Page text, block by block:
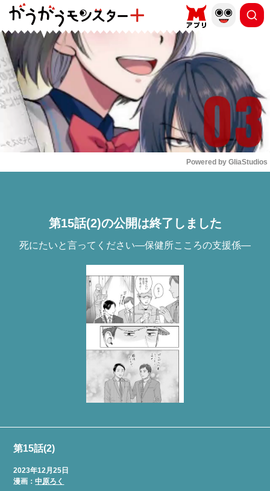
もっと読む
Powered by GliaStudios
第15話(2)の公開は終了しました
死にたいと言ってください―保健所こころの支援係―
第15話(2)
2023年12月25日
漫画：中原ろく